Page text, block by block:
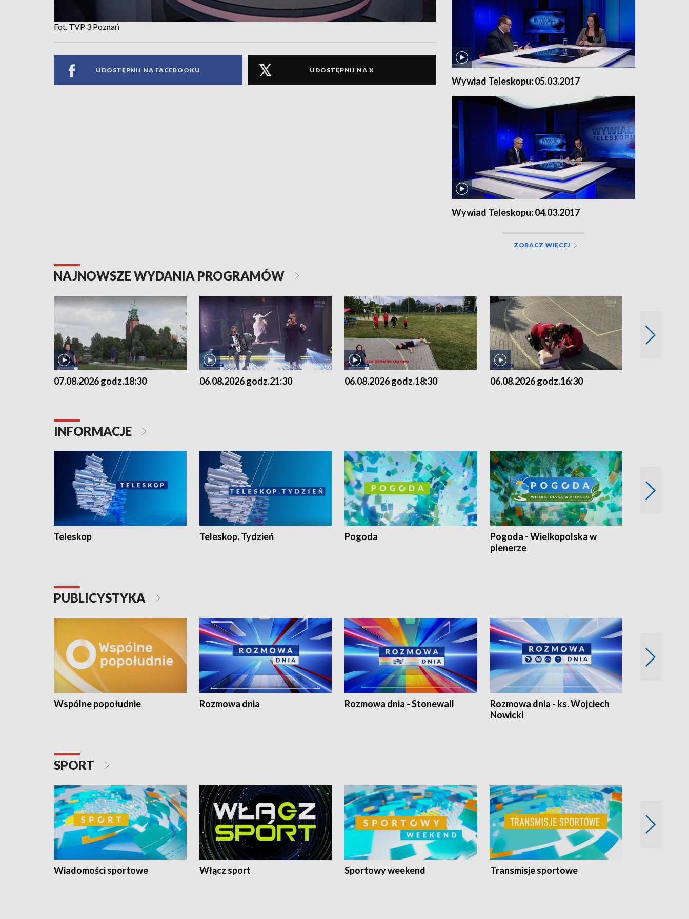
Fot. TVP 3 Poznań
UDOSTĘPNIJ NA FACEBOOKU UDOSTĘPNIJ NA X
Wywiad Teleskopu: 05.03.2017
Wywiad Teleskopu: 04.03.2017
ZOBACZ WIĘCEJ
NAJNOWSZE WYDANIA PROGRAMÓW
07.08.2026 godz.18:30 06.08.2026 godz.21:30 06.08.2026 godz.18:30 06.08.2026 godz.16:30
INFORMACJE
Teleskop Teleskop. Tydzień Pogoda
Pogoda - Wielkopolska w
plenerze
PUBLICYSTYKA
Wspólne popołudnie Rozmowa dnia Rozmowa dnia - Stonewall
Rozmowa dnia - ks. Wojciech
Nowicki
SPORT
Wiadomości sportowe Włącz sport Sportowy weekend Transmisje sportowe